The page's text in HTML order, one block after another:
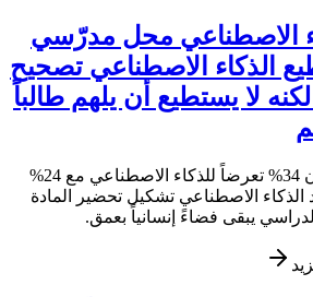
الاصطناعي محل مدرّسي
الذكاء الاصطناعي تصحيح
لكنه لا يستطيع أن يلهم طالباً
أساتذة الجغرافيا يواجهون 34% تعرضاً للذكاء الاصطناعي مع 24%
الاصطناعي تشكيل تحضير المادة
يبقى فضاءً إنسانياً بعمق.